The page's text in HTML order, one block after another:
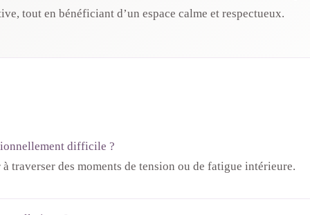
tout en bénéficiant d’un espace calme et respectueux.
difficile ?
traverser des moments de tension ou de fatigue intérieure.